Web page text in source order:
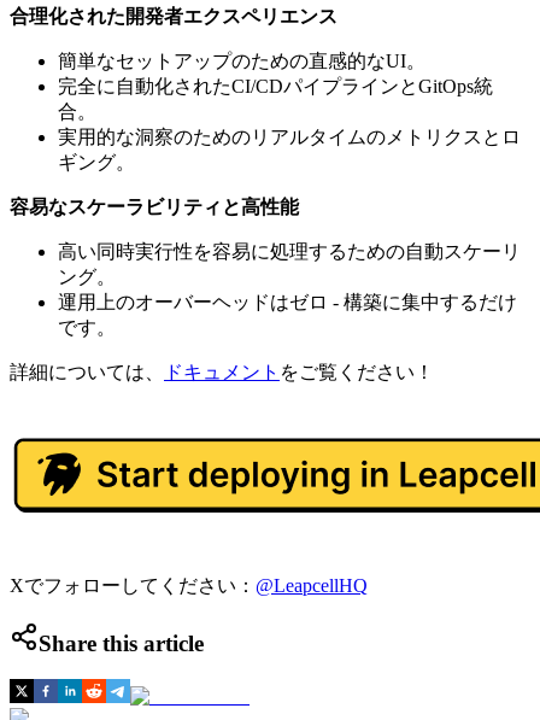
合理化された開発者エクスペリエンス
簡単なセットアップのための直感的なUI。
完全に自動化されたCI/CDパイプラインとGitOps統
合。
実用的な洞察のためのリアルタイムのメトリクスとロ
ギング。
容易なスケーラビリティと高性能
高い同時実行性を容易に処理するための自動スケーリ
ング。
運用上のオーバーヘッドはゼロ - 構築に集中するだけ
です。
詳細については、 ドキュメント をご覧ください！
Xでフォローしてください： @LeapcellHQ
Share this article